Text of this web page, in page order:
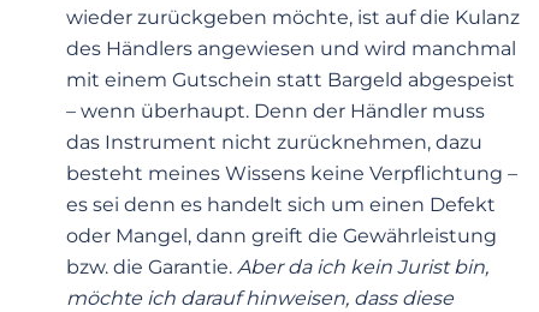
wieder zurückgeben möchte, ist auf die Kulanz
des Händlers angewiesen und wird manchmal
mit einem Gutschein statt Bargeld abgespeist
– wenn überhaupt. Denn der Händler muss
das Instrument nicht zurücknehmen, dazu
besteht meines Wissens keine Verpflichtung –
es sei denn es handelt sich um einen Defekt
oder Mangel, dann greift die Gewährleistung
bzw. die Garantie. Aber da ich kein Jurist bin,
möchte ich darauf hinweisen, dass diese